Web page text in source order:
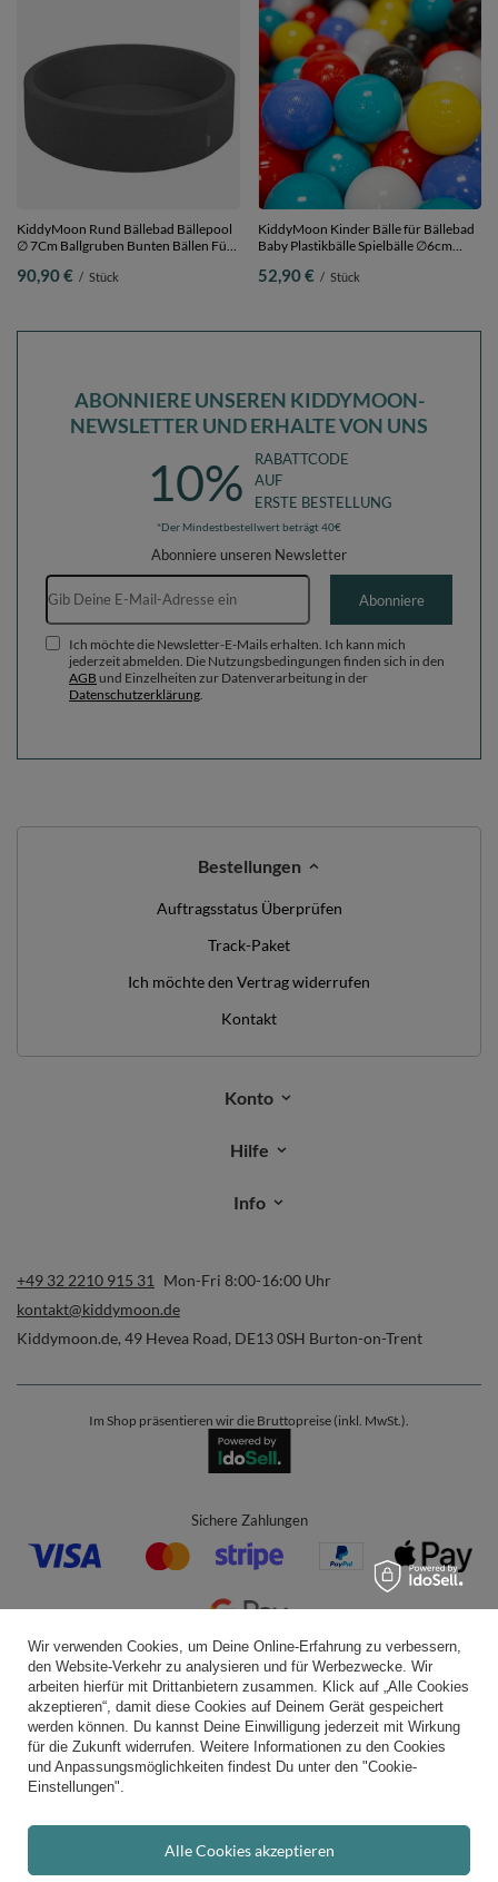
KiddyMoon Rund Bällebad Bällepool
∅ 7Cm Ballgruben Bunten Bällen Für
Hergestellt in der EU, dunkelgrau,
90,90 € / Stück
KiddyMoon Kinder Bälle für Bällebad
Baby Plastikbälle Spielbälle ∅6cm
schwarz/weiß/blau/rot/gelb/türkis,
52,90 € / Stück
ABONNIERE UNSEREN KIDDYMOON-
NEWSLETTER UND ERHALTE VON UNS
10%
RABATTCODE
AUF
ERSTE BESTELLUNG
*Der Mindestbestellwert beträgt 40€
Abonniere unseren Newsletter
E-Mail-Adresse
Abonniere
Ich möchte die Newsletter-E-Mails erhalten. Ich kann mich
jederzeit abmelden. Die Nutzungsbedingungen finden sich in den
AGB und Einzelheiten zur Datenverarbeitung in der
Datenschutzerklärung
Bestellungen
Auftragsstatus Überprüfen
Track-Paket
Ich möchte den Vertrag widerrufen
Kontakt
Konto
Hilfe
Info
+49 32 2210 915 31
Mon-Fri 8:00-16:00 Uhr
kontakt@kiddymoon.de
Kiddymoon.de, 49 Hevea Road, DE13 0SH Burton-on-Trent
Im Shop präsentieren wir die Bruttopreise (inkl. MwSt.).
Sichere Zahlungen
Bequeme Lieferung
Du kannst uns vertrauen
Folge uns:
Wir verwenden Cookies, um Deine Online-Erfahrung zu verbessern,
den Website-Verkehr zu analysieren und für Werbezwecke. Wir
arbeiten hierfür mit Drittanbietern zusammen. Klick auf „Alle Cookies
akzeptieren“, damit diese Cookies auf Deinem Gerät gespeichert
werden können. Du kannst Deine Einwilligung jederzeit mit Wirkung
für die Zukunft widerrufen. Weitere Informationen zu den Cookies
und Anpassungsmöglichkeiten findest Du unter den "Cookie-
Einstellungen".
Alle Cookies akzeptieren